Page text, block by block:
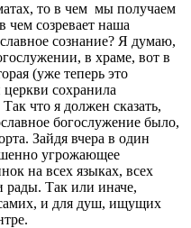
то в чем мы получаем
созревает наша
сознание? Я думаю,
в храме, вот в
(уже теперь это
сохранила
что я должен сказать,
богослужение было,
Зайдя вчера в один
угрожающее
на всех языках, всех
рады. Так или иначе,
и для душ, ищущих